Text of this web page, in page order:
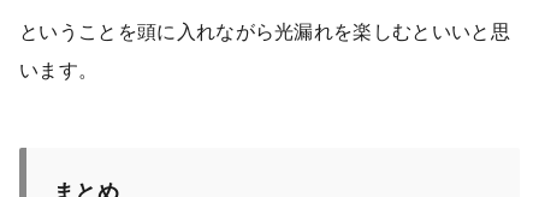
ということを頭に入れながら光漏れを楽しむといいと思
います。
まとめ